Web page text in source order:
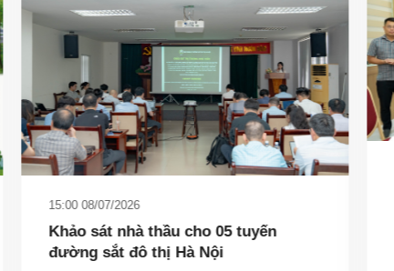
15:00 08/07/2026
Khảo sát nhà thầu cho 05 tuyến
đường sắt đô thị Hà Nội